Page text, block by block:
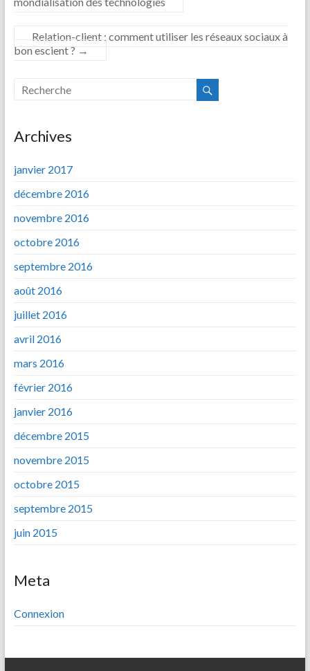
Relation-client : comment utiliser les réseaux sociaux à
bon escient ? →
Archives
janvier 2017
décembre 2016
novembre 2016
octobre 2016
septembre 2016
août 2016
juillet 2016
avril 2016
mars 2016
février 2016
janvier 2016
décembre 2015
novembre 2015
octobre 2015
septembre 2015
juin 2015
Meta
Connexion